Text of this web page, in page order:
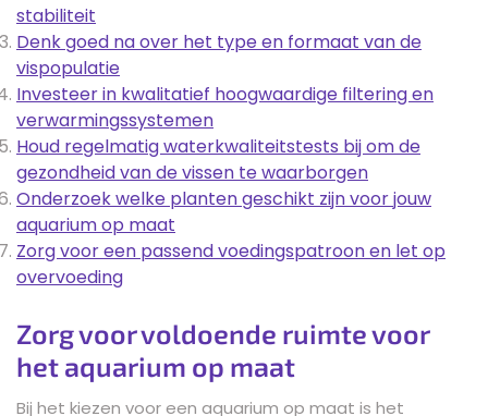
stabiliteit
Denk goed na over het type en formaat van de
vispopulatie
Investeer in kwalitatief hoogwaardige filtering en
verwarmingssystemen
Houd regelmatig waterkwaliteitstests bij om de
gezondheid van de vissen te waarborgen
Onderzoek welke planten geschikt zijn voor jouw
aquarium op maat
Zorg voor een passend voedingspatroon en let op
overvoeding
Zorg voor voldoende ruimte voor
het aquarium op maat
Bij het kiezen voor een aquarium op maat is het